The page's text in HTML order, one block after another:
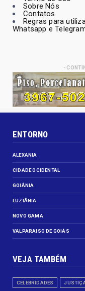
Sobre Nós
Contatos
Regras para
Whatsapp e
-
ENTORNO
ALEXANIA
CIDADE OCIDENTAL
GOIÂNIA
LUZIÂNIA
NOVO GAMA
VALPARAISO DE GOIÁS
VEJA TAMBÉM
CELEBRIDADES